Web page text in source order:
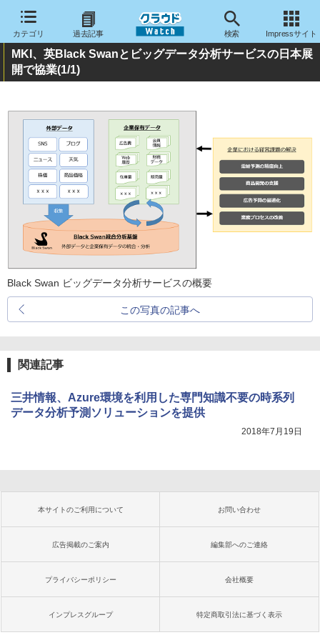
カテゴリ 過去記事 検索 Impressサイト
MKI、英Black Swanとビッグデータ分析サービスの日本展
開で協業(1/1)
Black Swan ビッグデータ分析サービスの概要
この写真の記事へ
関連記事
三井情報、Azure環境を利用した専門知識不要の時系列
データ分析予測ソリューションを提供
2018年7月19日
本サイトのご利用について お問い合わせ
広告掲載のご案内 編集部へのご連絡
プライバシーポリシー 会社概要
インプレスグループ 特定商取引法に基づく表示